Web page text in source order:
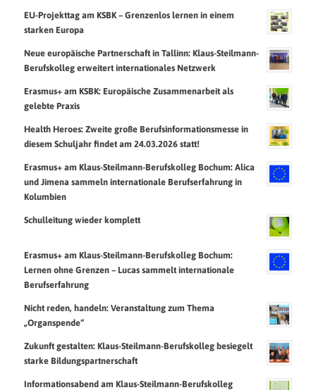
EU-Projekttag am KSBK – Grenzenlos lernen in einem
starken Europa
Neue europäische Partnerschaft in Tallinn: Klaus-Steilmann-
Berufskolleg erweitert internationales Netzwerk
Erasmus+ am KSBK: Europäische Zusammenarbeit als
gelebte Praxis
Health Heroes: Zweite große Berufsinformationsmesse in
diesem Schuljahr findet am 24.03.2026 statt!
Erasmus+ am Klaus-Steilmann-Berufskolleg Bochum: Alica
und Jimena sammeln internationale Berufserfahrung in
Kolumbien
Schulleitung wieder komplett
Erasmus+ am Klaus-Steilmann-Berufskolleg Bochum:
Lernen ohne Grenzen – Lucas sammelt internationale
Berufserfahrung
Nicht reden, handeln: Veranstaltung zum Thema
„Organspende“
Zukunft gestalten: Klaus-Steilmann-Berufskolleg besiegelt
starke Bildungspartnerschaft
Informationsabend am Klaus-Steilmann-Berufskolleg